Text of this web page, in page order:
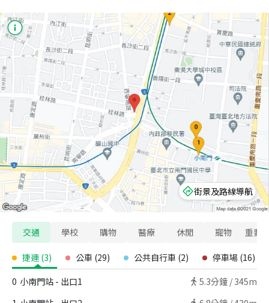
街景及路線導航
交通 學校 購物 醫療 休閒 寵物 重要
捷運 (3) 公車 (29) 公共自行車 (2) 停車場 (16)
0 小南門站 - 出口1 5.3分鐘 / 345m